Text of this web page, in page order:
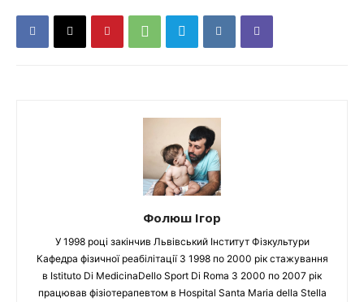
Фолюш Ігор
У 1998 році закінчив Львівський Інститут Фізкультури
Кафедра фізичної реабілітації З 1998 по 2000 рік стажування
в Istituto Di MedicinaDello Sport Di Roma З 2000 по 2007 рік
працював фізіотерапевтом в Hospital Santa Maria della Stella